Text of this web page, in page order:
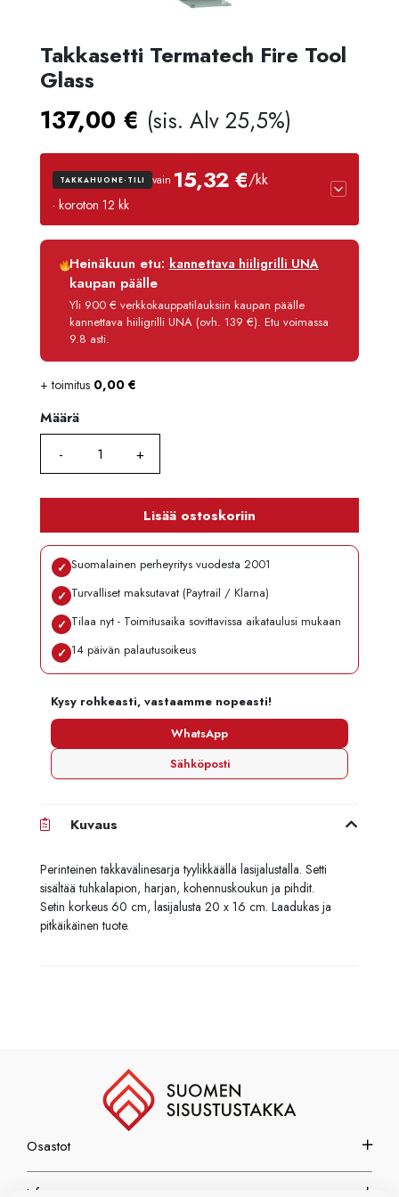
Takkasetti Termatech Fire Tool
Glass
137,00 € (sis. Alv 25,5%)
TAKKAHUONE-TILI vain 15,32 €/kk
· koroton 12 kk
Luottoaika
12 kk
Korko
Käsittelymaksu
3,90 €/kk
Maksettava yhteensä
183,80 €
Heinäkuun etu: kannettava hiiligrilli UNA
kaupan päälle
Yli 900 € verkkokauppatilauksiin kaupan päälle
kannettava hiiligrilli UNA (ovh. 139 €). Etu voimassa
9.8 asti.
+ toimitus 0,00 €
Määrä
Määrä
Lisää ostoskoriin
✓ Suomalainen perheyritys vuodesta 2001
✓ Turvalliset maksutavat (Paytrail / Klarna)
✓ Tilaa nyt - Toimitusaika sovittavissa aikataulusi mukaan
✓ 14 päivän palautusoikeus
Kysy rohkeasti, vastaamme nopeasti!
WhatsApp
Sähköposti
Kuvaus
Perinteinen takkavälinesarja tyylikkäällä lasijalustalla. Setti
sisältää tuhkalapion, harjan, kohennuskoukun ja pihdit.
Setin korkeus 60 cm, lasijalusta 20 x 16 cm. Laadukas ja
pitkäikäinen tuote.
Osastot